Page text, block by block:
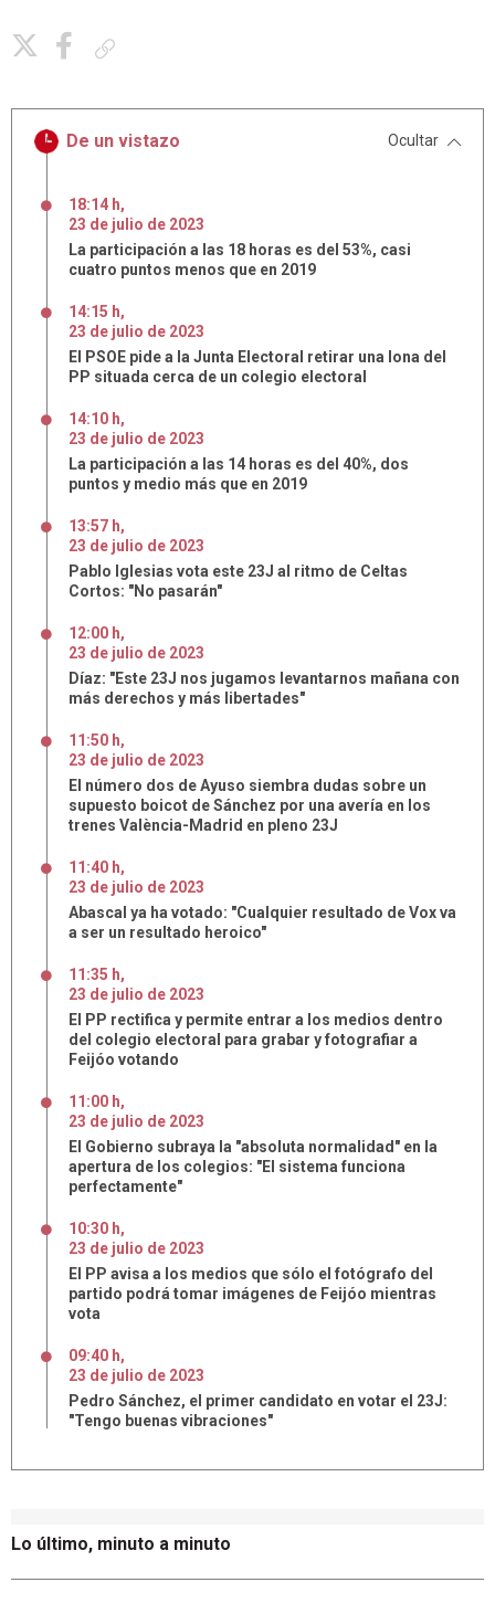
Lo último, minuto a minuto
De un vistazo Ocultar
18:14 h,
23 de julio de 2023
La participación a las 18 horas es del 53%, casi
cuatro puntos menos que en 2019
14:15 h,
23 de julio de 2023
El PSOE pide a la Junta Electoral retirar una lona del
PP situada cerca de un colegio electoral
14:10 h,
23 de julio de 2023
La participación a las 14 horas es del 40%, dos
puntos y medio más que en 2019
13:57 h,
23 de julio de 2023
Pablo Iglesias vota este 23J al ritmo de Celtas
Cortos: "No pasarán"
12:00 h,
23 de julio de 2023
Díaz: "Este 23J nos jugamos levantarnos mañana con
más derechos y más libertades"
11:50 h,
23 de julio de 2023
El número dos de Ayuso siembra dudas sobre un
supuesto boicot de Sánchez por una avería en los
trenes València-Madrid en pleno 23J
11:40 h,
23 de julio de 2023
Abascal ya ha votado: "Cualquier resultado de Vox va
a ser un resultado heroico"
11:35 h,
23 de julio de 2023
El PP rectifica y permite entrar a los medios dentro
del colegio electoral para grabar y fotografiar a
Feijóo votando
11:00 h,
23 de julio de 2023
El Gobierno subraya la "absoluta normalidad" en la
apertura de los colegios: "El sistema funciona
perfectamente"
10:30 h,
23 de julio de 2023
El PP avisa a los medios que sólo el fotógrafo del
partido podrá tomar imágenes de Feijóo mientras
vota
09:40 h,
23 de julio de 2023
Pedro Sánchez, el primer candidato en votar el 23J:
"Tengo buenas vibraciones"